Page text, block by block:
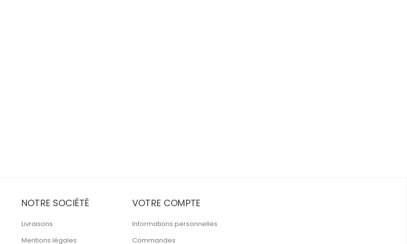
NOTRE SOCIÉTÉ
Livraisons
Mentions légales
VOTRE COMPTE
Informations personnelles
Commandes